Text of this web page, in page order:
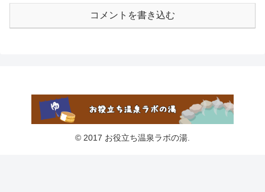
コメントを書き込む
© 2017 お役立ち温泉ラボの湯.